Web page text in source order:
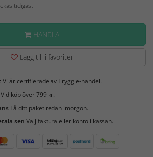
tidigast
HANDLA
Lägg till i favoriter
Vi är certifierade av Trygg e-handel.
Vid köp över 799 kr.
Få ditt paket redan imorgon.
sen Välj faktura eller konto i kassan.